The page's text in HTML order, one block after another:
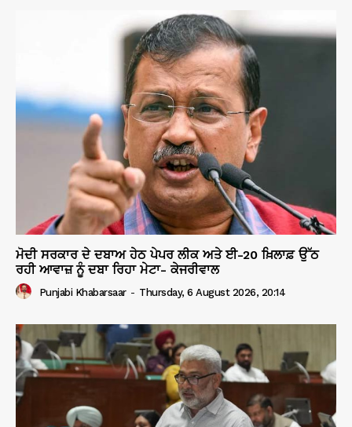
ਮੋਦੀ ਸਰਕਾਰ ਦੇ ਦਬਾਅ ਹੇਠ ਪੇਪਰ ਲੀਕ ਅਤੇ ਈ-20 ਖ਼ਿਲਾਫ਼ ਉੱਠ
ਰਹੀ ਆਵਾਜ਼ ਨੂੰ ਦਬਾ ਰਿਹਾ ਮੇਟਾ- ਕੇਜਰੀਵਾਲ
Punjabi Khabarsaar - Thursday, 6 August 2026, 20:14